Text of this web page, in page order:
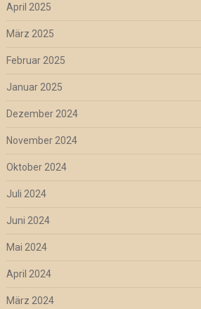
April 2025
März 2025
Februar 2025
Januar 2025
Dezember 2024
November 2024
Oktober 2024
Juli 2024
Juni 2024
Mai 2024
April 2024
März 2024